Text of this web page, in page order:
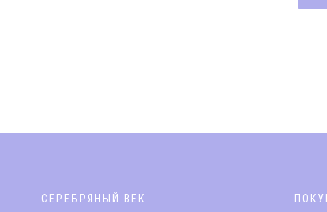
СЕРЕБРЯНЫЙ ВЕК